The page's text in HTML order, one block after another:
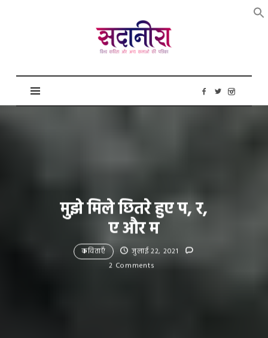
सदानीरा
मुझे मिले छितरे हुए प, र,
ए और म
कविताएँ
जुलाई 22, 2021
2 Comments